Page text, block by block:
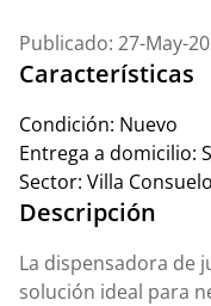
Publicado: 27-May-
Características
Condición: Nuevo
Entrega a domicilio:
Sector: Villa Consuelo
Descripción
La dispensadora de
solución ideal para